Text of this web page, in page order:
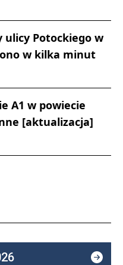
ulicy Potockiego w
w kilka minut
A1 w powiecie
[aktualizacja]